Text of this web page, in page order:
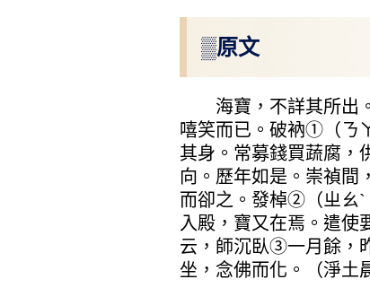
▒原文
海寶，不詳其所出。
嘻笑而已。破衲①（ㄋ
其身。常募錢買蔬腐，
向。歷年如是。崇禎間
而卻之。發棹②（ㄓㄠ
入殿，寶又在焉。遣使
云，師沉臥③一月餘，
坐，念佛而化。（淨土